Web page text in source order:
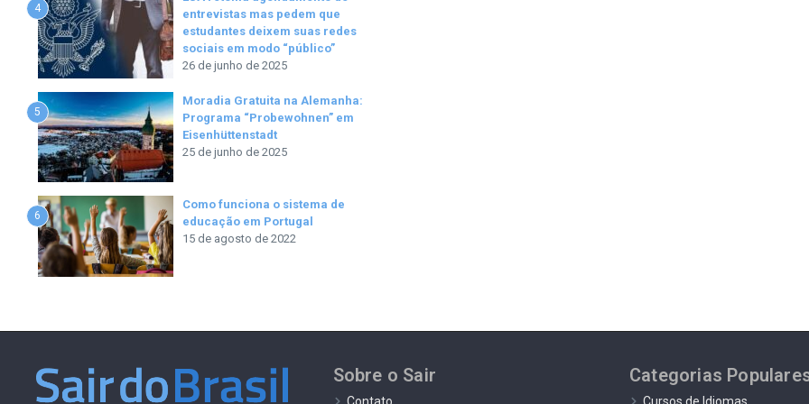
4
entrevistas mas pedem que
estudantes deixem suas redes
sociais em modo “público”
26 de junho de 2025
5
Moradia Gratuita na Alemanha:
Programa “Probewohnen” em
Eisenhüttenstadt
25 de junho de 2025
6
Como funciona o sistema de
educação em Portugal
15 de agosto de 2022
Sobre o Sair
Contato
Categorias
Cursos de Idiomas